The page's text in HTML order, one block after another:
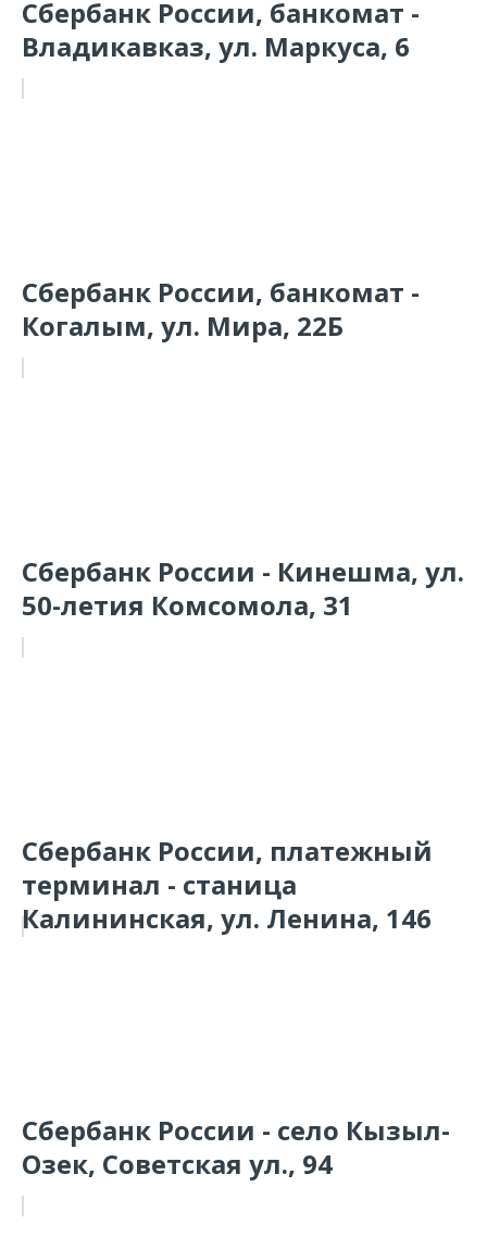
Сбербанк России, банкомат -
Владикавказ, ул. Маркуса, 6
Сбербанк России, банкомат -
Когалым, ул. Мира, 22Б
Сбербанк России - Кинешма, ул.
50-летия Комсомола, 31
Сбербанк России, платежный
терминал - станица
Калининская, ул. Ленина, 146
Сбербанк России - село Кызыл-
Озек, Советская ул., 94